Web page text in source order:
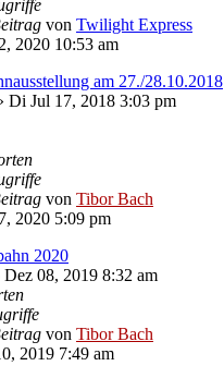
von Twilight Express
2020 10:53 am
am 27./28.10.2018
Di Jul 17, 2018 3:03 pm
von Tibor Bach
2020 5:09 pm
2020
Dez 08, 2019 8:32 am
von Tibor Bach
2019 7:49 am